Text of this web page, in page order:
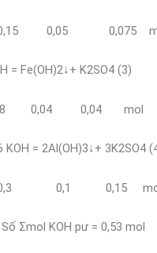
0,05 0,075
= Fe(OH)2↓+ K2SO4 (3)
0,04 0,04 mol
KOH = 2Al(OH)3↓+ 3K2SO4
0,1 0,15
Σmol KOH pư = 0,53 mol